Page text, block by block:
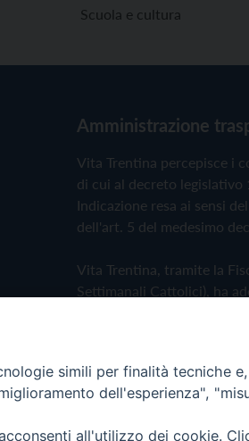
Scuola e cultura
Amministrazione
Vita Trentina percepisce i
di cui al decreto legislativo
Indicazione resa ai sensi
dell'art. 5 del medesimo
Vita Trentina, tramite la
Settimanali Cattolici), ha
Privacy Policy Cookie
simili per finalità tecniche
dell'esperienza",
all'utilizzo dei cookie.